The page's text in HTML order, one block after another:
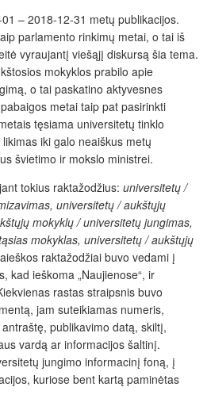
– 2018-12-31 metų publikacijos.
parlamento rinkimų metai, o tai iš
vyraujantį viešąjį diskursą šia tema.
mokyklos prabilo apie
o tai paskatino aktyvesnes
metai taip pat pasirinkti
tęsiama universitetų tinklo
iki galo neaiškus metų
švietimo ir mokslo ministrei.
tokius raktažodžius: universitetų /
universitetų/ aukštųjų
mokyk­lų / universitetų jungimas,
mokyklas, universitetų / aukštųjų
raktažodžiai buvo vedami į
kad ieškoma „Naujienose“, ir
rastas straipsnis buvo
jam suteikiamas numeris,
publikavimo datą, skiltį,
vardą ar informacijos šaltinį.
jungimo informacinį foną, į
kuriose bent kartą paminėtas